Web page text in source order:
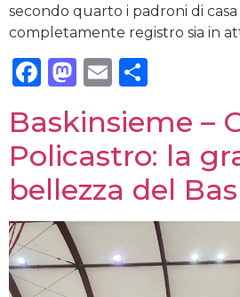
secondo quarto i padroni di casa
completamente registro sia in
Facebook
Mastodon
Email
Baskinsieme –
Policastro: la
bellezza del